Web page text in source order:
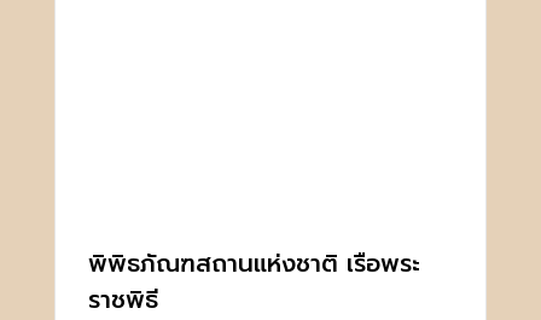
พิพิธภัณฑสถานแห่งชาติ เรือพระ
ราชพิธี